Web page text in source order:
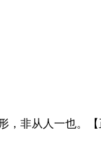
，非从人一也。